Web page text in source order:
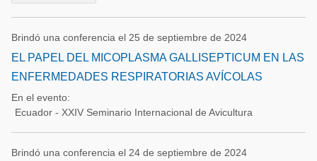
Brindó una conferencia el 25 de septiembre de 2024
EL PAPEL DEL MICOPLASMA GALLISEPTICUM EN LAS
ENFERMEDADES RESPIRATORIAS AVÍCOLAS
En el evento:
Ecuador - XXIV Seminario Internacional de Avicultura
Brindó una conferencia el 24 de septiembre de 2024